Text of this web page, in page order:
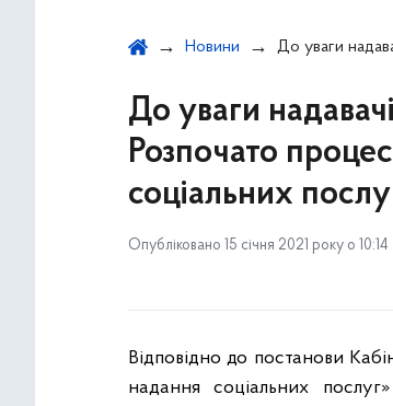
Новини До уваги надавачів соціальних послуг в місті
До уваги
Розпочато
соціальних
Опубліковано 15 січня 2021 року о 10:14
Відповідно до постанови
надання соціальних